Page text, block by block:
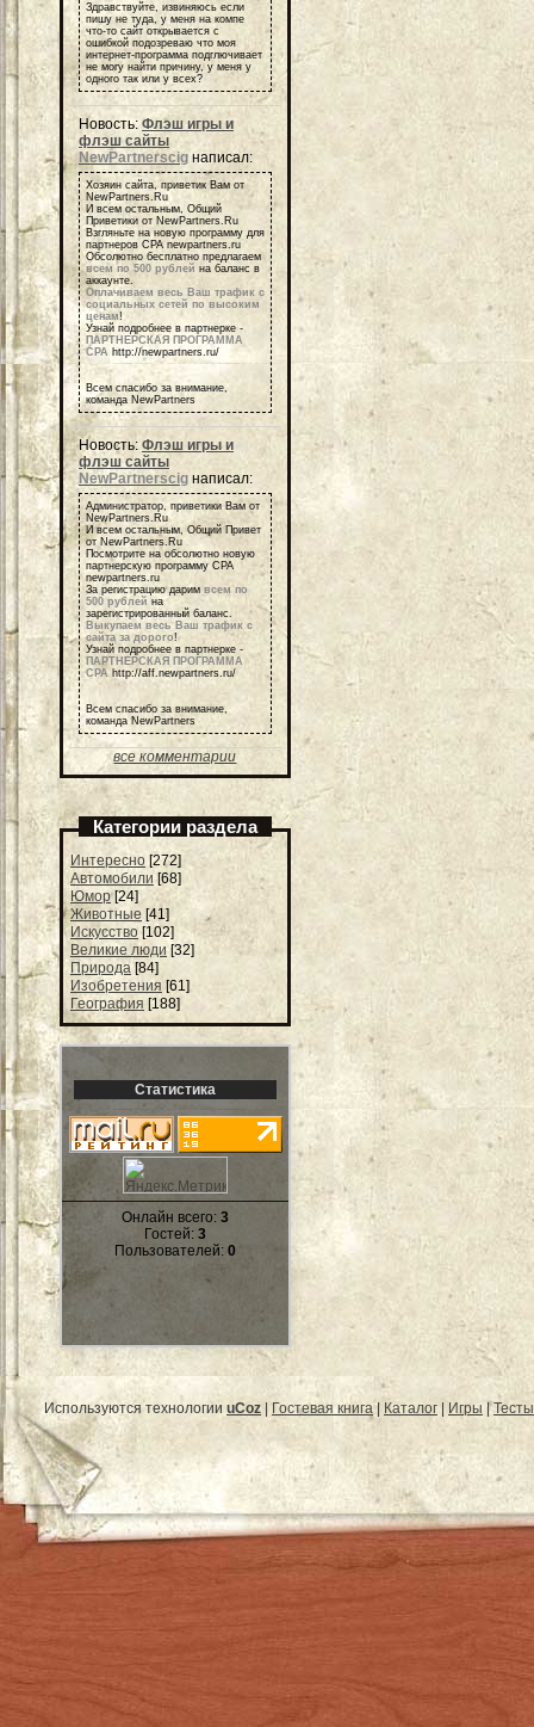
Здравствуйте, извиняюсь если
пишу не туда, у меня на компе
что-то сайт открывается с
ошибкой подозреваю что моя
интернет-программа подглючивает
не могу найти причину, у меня у
одного так или у всех?
Новость: Флэш игры и
флэш сайты
NewPartnerscig написал:
Хозяин сайта, приветик Вам от
NewPartners.Ru
И всем остальным, Общий
Приветики от NewPartners.Ru
Взгляньте на новую программу для
партнеров СРА newpartners.ru
Обсолютно бесплатно предлагаем
всем по 500 рублей на баланс в
аккаунте.
Оплачиваем весь Ваш трафик с
социальных сетей по высоким
ценам!
Узнай подробнее в партнерке -
ПАРТНЕРСКАЯ ПРОГРАММА
СРА http://newpartners.ru/
Всем спасибо за внимание,
команда NewPartners
Новость: Флэш игры и
флэш сайты
NewPartnerscig написал:
Администратор, приветики Вам от
NewPartners.Ru
И всем остальным, Общий Привет
от NewPartners.Ru
Посмотрите на обсолютно новую
партнерскую программу СРА
newpartners.ru
За регистрацию дарим всем по
500 рублей на
зарегистрированный баланс.
Выкупаем весь Ваш трафик с
сайта за дорого!
Узнай подробнее в партнерке -
ПАРТНЕРСКАЯ ПРОГРАММА
СРА http://aff.newpartners.ru/
Всем спасибо за внимание,
команда NewPartners
все комментарии
Категории раздела
Интересно [272]
Автомобили [68]
Юмор [24]
Животные [41]
Искусство [102]
Великие люди [32]
Природа [84]
Изобретения [61]
География [188]
Статистика
Онлайн всего: 3
Гостей: 3
Пользователей: 0
Используются технологии uCoz Гостевая книга| Каталог Игры |Тесты